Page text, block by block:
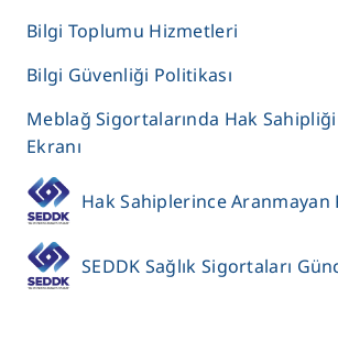
Bilgi Toplumu Hizmetleri
Bilgi Güvenliği Politikası
Meblağ Sigortalarında Hak
Ekranı
Hak Sahiplerince Aranmayan
SEDDK Sağlık Sigortaları